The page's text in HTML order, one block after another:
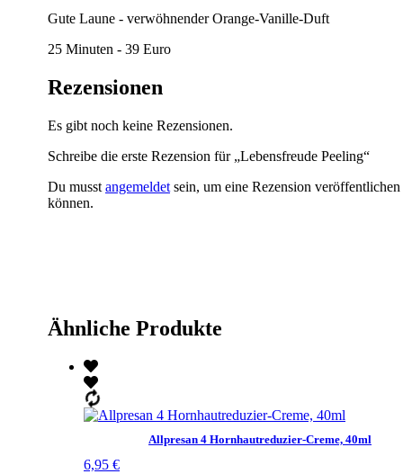
Gute Laune - verwöhnender Orange-Vanille-Duft
25 Minuten - 39 Euro
Rezensionen
Es gibt noch keine Rezensionen.
Schreibe die erste Rezension für „Lebensfreude Peeling“
Du musst angemeldet sein, um eine Rezension veröffentlichen
können.
Ähnliche Produkte
Allpresan 4 Hornhautreduzier-Creme, 40ml
6,95 €